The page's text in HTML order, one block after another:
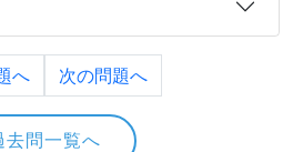
へ 次の問題へ
去問一覧へ